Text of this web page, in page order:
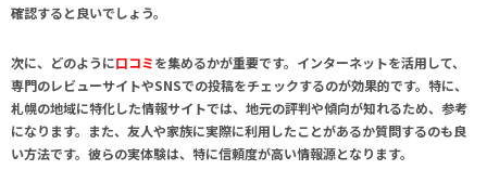
確認すると良いでしょう。
次に、どのように口コミを集めるかが重要です。インターネットを活用して、
専門のレビューサイトやSNSでの投稿をチェックするのが効果的です。特に、
札幌の地域に特化した情報サイトでは、地元の評判や傾向が知れるため、参考
になります。また、友人や家族に実際に利用したことがあるか質問するのも良
い方法です。彼らの実体験は、特に信頼度が高い情報源となります。